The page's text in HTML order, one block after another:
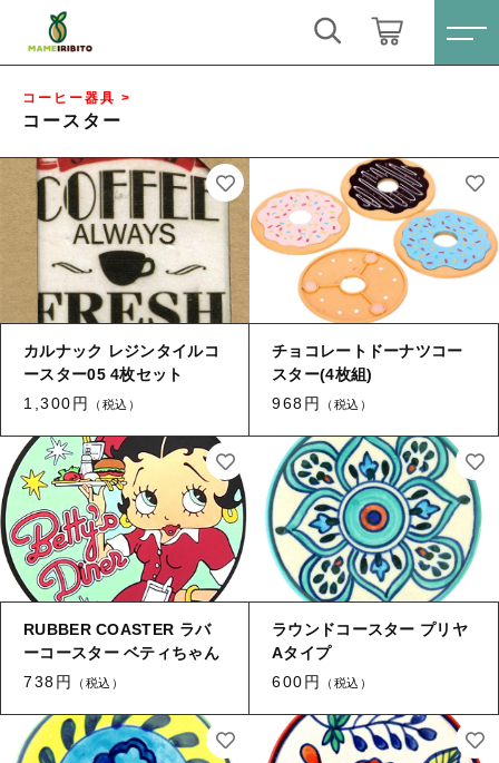
コーヒー器具 >
コースター
カルナック レジンタイルコ
ースター05 4枚セット
1,300円
（税込）
チョコレートドーナツコー
スター(4枚組)
968円
（税込）
RUBBER COASTER ラバ
ーコースター ベティちゃん
738円
（税込）
ラウンドコースター プリヤ
Aタイプ
600円
（税込）
ログイン / 会員登録
お気に入り
すべての商品
おススメ商品
ブレンドコーヒー
月別商品ラインナップ
コーヒー器具
その他
新着商品
すべて
Sale(セール)
おススメ商品
コーヒー豆シングル
ブレンドコーヒー
月別商品ラインナップ
コーヒー器具
その他
キーワード検索
こだわり検索
親カテゴリ
子カテゴリ
価格帯
～
その他
在庫あり セール